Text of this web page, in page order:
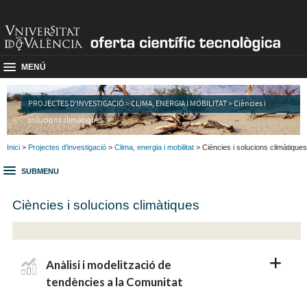
MENÚ
PROJECTES D'INVESTIGACIÓ > CLIMA, ENERGIA I MOBILITAT > Ciències i
solucions climàtiques
Inici > Projectes d'investigació > Clima, energia i mobilitat > Ciències i solucions climàtiques
SUBMENU
Ciències i solucions climàtiques
Anàlisi i modelització de
tendències a la Comunitat